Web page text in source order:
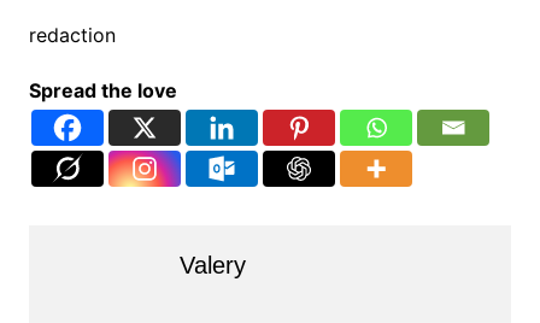
redaction
Spread the love
Valery